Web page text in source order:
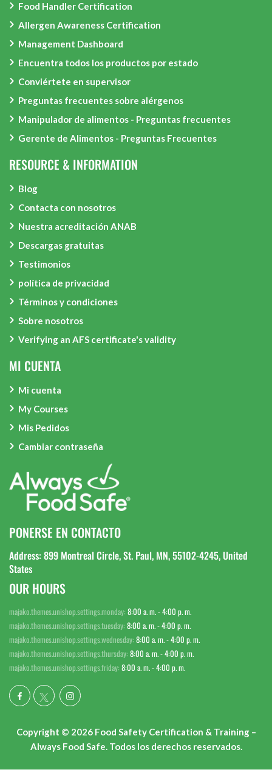
Food Handler Certification
Allergen Awareness Certification
Management Dashboard
Encuentra todos los productos por estado
Conviértete en supervisor
Preguntas frecuentes sobre alérgenos
Manipulador de alimentos - Preguntas frecuentes
Gerente de Alimentos - Preguntas Frecuentes
RESOURCE & INFORMATION
Blog
Contacta con nosotros
Nuestra acreditación ANAB
Descargas gratuitas
Testimonios
política de privacidad
Términos y condiciones
Sobre nosotros
Verifying an AFS certificate's validity
MI CUENTA
Mi cuenta
My Courses
Mis Pedidos
Cambiar contraseña
PONERSE EN CONTACTO
Address: 899 Montreal Circle, St. Paul, MN, 55102-4245, United
States
OUR HOURS
majako.themes.unishop.settings.monday: 8:00 a. m. - 4:00 p. m.
majako.themes.unishop.settings.tuesday: 8:00 a. m. - 4:00 p. m.
majako.themes.unishop.settings.wednesday: 8:00 a. m. - 4:00 p. m.
majako.themes.unishop.settings.thursday: 8:00 a. m. - 4:00 p. m.
majako.themes.unishop.settings.friday: 8:00 a. m. - 4:00 p. m.
Copyright © 2026 Food Safety Certification & Training –
Always Food Safe. Todos los derechos reservados.